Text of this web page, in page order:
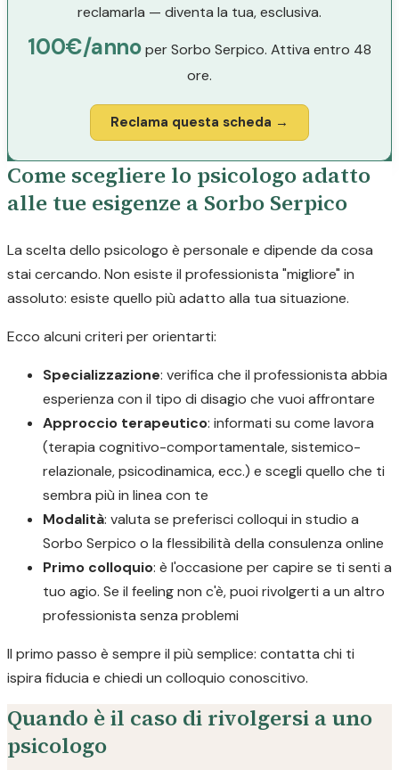
reclamarla — diventa la tua, esclusiva.
100€/annoper Sorbo Serpico. Attiva entro 48
ore.
Reclama questa scheda →
Come scegliere lo psicologo adatto
alle tue esigenze a Sorbo Serpico
La scelta dello psicologo è personale e dipende da cosa
stai cercando. Non esiste il professionista "migliore" in
assoluto: esiste quello più adatto alla tua situazione.
Ecco alcuni criteri per orientarti:
Specializzazione: verifica che il professionista abbia
esperienza con il tipo di disagio che vuoi affrontare
Approccio terapeutico: informati su come lavora
(terapia cognitivo-comportamentale, sistemico-
relazionale, psicodinamica, ecc.) e scegli quello che ti
sembra più in linea con te
Modalità: valuta se preferisci colloqui in studio a
Sorbo Serpico o la flessibilità della consulenza online
Primo colloquio: è l'occasione per capire se ti senti a
tuo agio. Se il feeling non c'è, puoi rivolgerti a un altro
professionista senza problemi
Il primo passo è sempre il più semplice: contatta chi ti
ispira fiducia e chiedi un colloquio conoscitivo.
Quando è il caso di rivolgersi a uno
psicologo